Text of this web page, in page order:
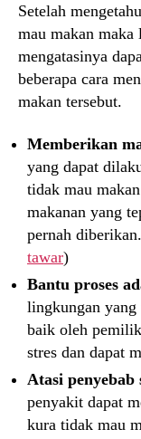
Setelah
mau makan maka
mengatasinya
beberapa cara
makan tersebut.
Memberikan
yang dapat
tidak mau
makanan yang
pernah
tawar)
Bantu proses
lingkungan yang
baik oleh
stres dan dapat
Atasi
penyakit dapat
kura tidak mau